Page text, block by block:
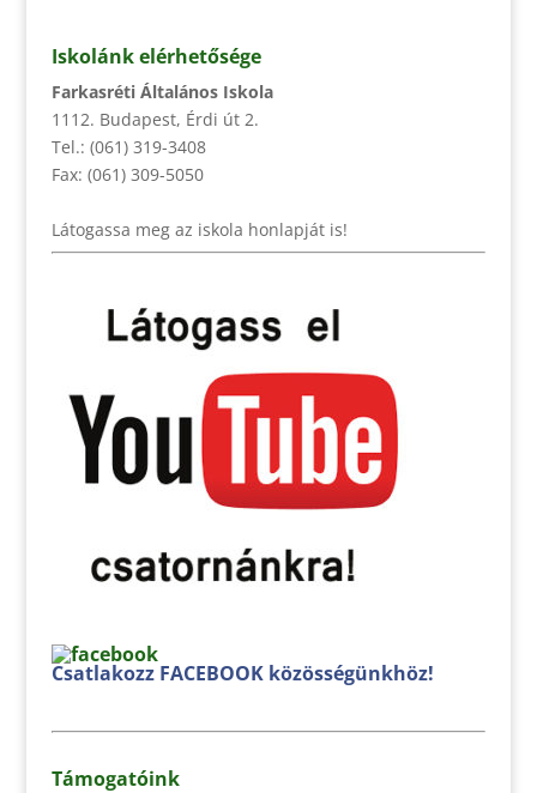
Iskolánk elérhetősége
Farkasréti Általános Iskola
1112. Budapest, Érdi út 2.
Tel.: (061) 319-3408
Fax: (061) 309-5050
Látogassa meg az iskola honlapját is!
Csatlakozz FACEBOOK közösségünkhöz!
Támogatóink